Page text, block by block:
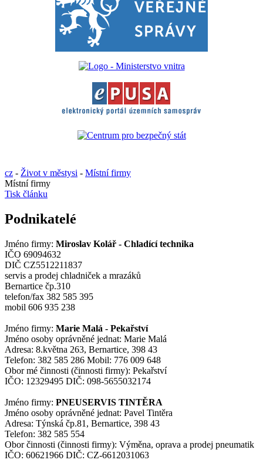
cz - Život v městysi - Místní firmy
Místní firmy
Tisk článku
Podnikatelé
Jméno firmy: Miroslav Kolář - Chladící technika
IČO 69094632
DIČ CZ5512211837
servis a prodej chladniček a mrazáků
Bernartice čp.310
telefon/fax 382 585 395
mobil 606 935 238
Jméno firmy: Marie Malá - Pekařství
Jméno osoby oprávněné jednat: Marie Malá
Adresa: 8.května 263, Bernartice, 398 43
Telefon: 382 585 286 Mobil: 776 009 648
Obor mé činnosti (činnosti firmy): Pekařství
IČO: 12329495 DIČ: 098-5655032174
Jméno firmy: PNEUSERVIS TINTĚRA
Jméno osoby oprávněné jednat: Pavel Tintěra
Adresa: Týnská čp.81, Bernartice, 398 43
Telefon: 382 585 554
Obor činnosti (činnosti firmy): Výměna, oprava a prodej pneumatik
IČO: 60621966 DIČ: CZ-6612031063